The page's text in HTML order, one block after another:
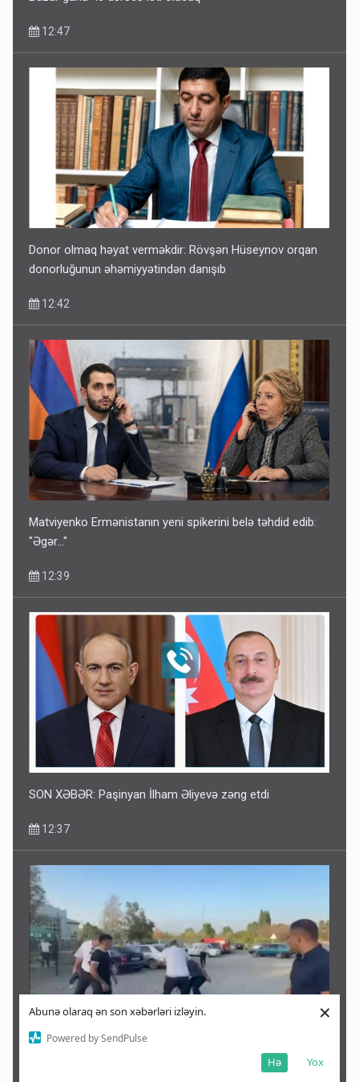
Abunə olaraq ən son xəbərləri izləyin.
Powered by SendPulse
Yox
Hə
×
12:47
Donor olmaq həyat verməkdir: Rövşən Hüseynov orqan
donorluğunun əhəmiyyətindən danışıb
12:42
Matviyenko Ermənistanın yeni spikerini belə təhdid edib:
"Əgər..."
12:39
SON XƏBƏR: Paşinyan İlham Əliyevə zəng etdi
12:37
Ağdaşda azyaşlını evləndirənlər jurnalistlərə hücum etdi: